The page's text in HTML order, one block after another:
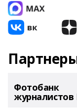
Фотобанк
журналистов